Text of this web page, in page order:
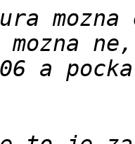
mozna
a